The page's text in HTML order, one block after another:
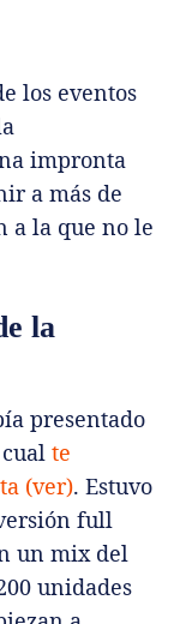
los eventos
impronta
a más de
a la que no le
la
presentado
te
(ver). Estuvo
full
un mix del
unidades